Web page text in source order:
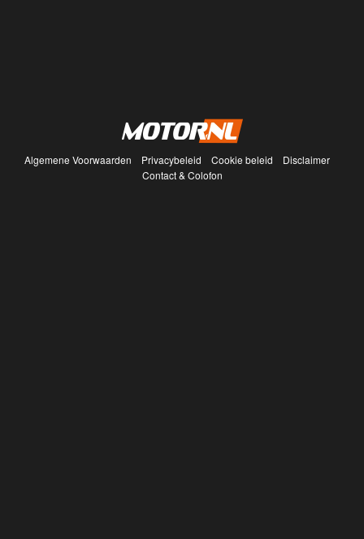
Algemene Voorwaarden Privacybeleid Cookie beleid
Disclaimer
Contact & Colofon